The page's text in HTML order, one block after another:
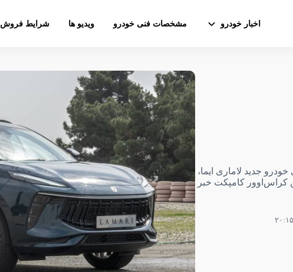
اخبار خودرو مشخصات فنی خودرو ویدیو ها شرایط فروش
جدید لاماری ایما،
کراس‌اوور کامپکت خبر